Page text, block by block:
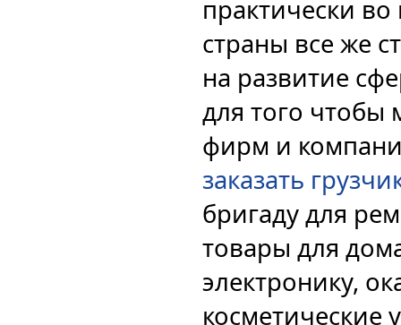
практически
страны все же
на развитие
для того
фирм и
заказать
бригаду для
товары для
электронику,
косметические